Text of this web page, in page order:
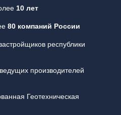
10 лет
80 компаний России
республики
производителей
Геотехническая